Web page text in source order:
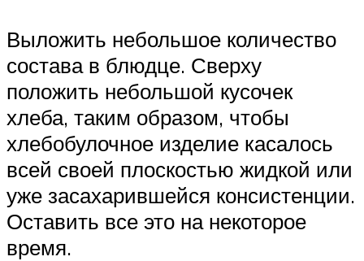
Выложить небольшое количество
состава в блюдце. Сверху
положить небольшой кусочек
хлеба, таким образом, чтобы
хлебобулочное изделие касалось
всей своей плоскостью жидкой или
уже засахарившейся консистенции.
Оставить все это на некоторое
время.